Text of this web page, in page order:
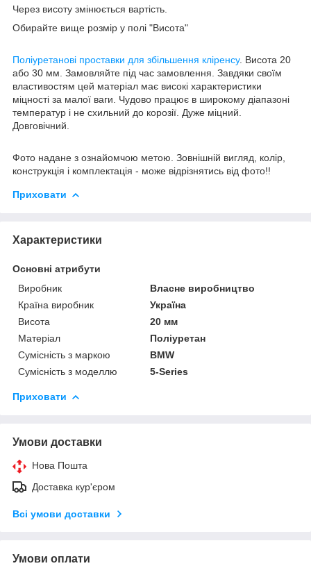
Через висоту змінюється вартість.
Обирайте вище розмір у полі "Висота"
Поліуретанові проставки для збільшення кліренсу. Висота 20
або 30 мм. Замовляйте під час замовлення. Завдяки своїм
властивостям цей матеріал має високі характеристики
міцності за малої ваги. Чудово працює в широкому діапазоні
температур і не схильний до корозії. Дуже міцний.
Довговічний.
Фото надане з ознайомчою метою. Зовнішній вигляд, колір,
конструкція і комплектація - може відрізнятись від фото!!
Приховати
Характеристики
Основні атрибути
Виробник
Власне виробництво
Країна виробник
Україна
Висота
20 мм
Матеріал
Поліуретан
Сумісність з маркою
BMW
Сумісність з моделлю
5-Series
Приховати
Умови доставки
Нова Пошта
Доставка кур'єром
Всі умови доставки
Умови оплати